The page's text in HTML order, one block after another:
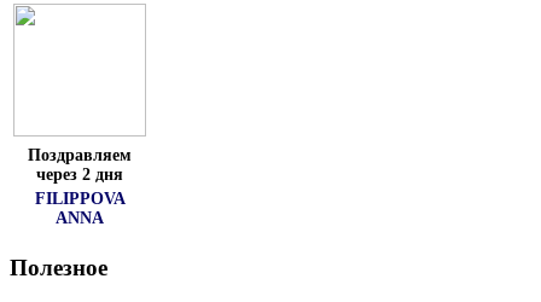
Поздравляем
через 2 дня
FILIPPOVA
ANNA
Полезное